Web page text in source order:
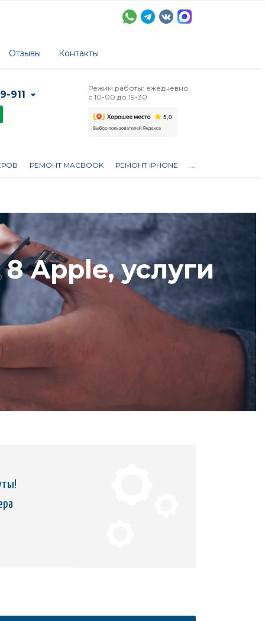
Отзывы Контакты
911
Режим работы: ежедневно
с 10-00 до 19-30
РЕМОНТ MACBOOK РЕМОНТ IPHONE ...
Apple, услуги